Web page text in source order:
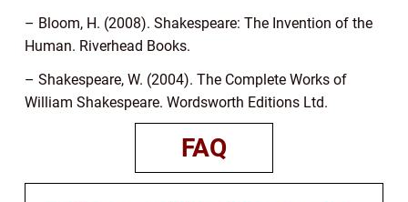
– Bloom, H. (2008). Shakespeare: The Invention of the
Human. Riverhead Books.
– Shakespeare, W. (2004). The Complete Works of
William Shakespeare. Wordsworth Editions Ltd.
FAQ